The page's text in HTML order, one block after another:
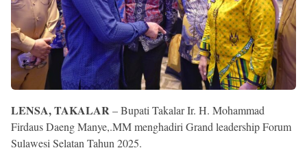
LENSA, TAKALAR– Bupati Takalar Ir. H. Mohammad
Firdaus Daeng Manye,.MM menghadiri Grand leadership Forum
Sulawesi Selatan Tahun 2025.